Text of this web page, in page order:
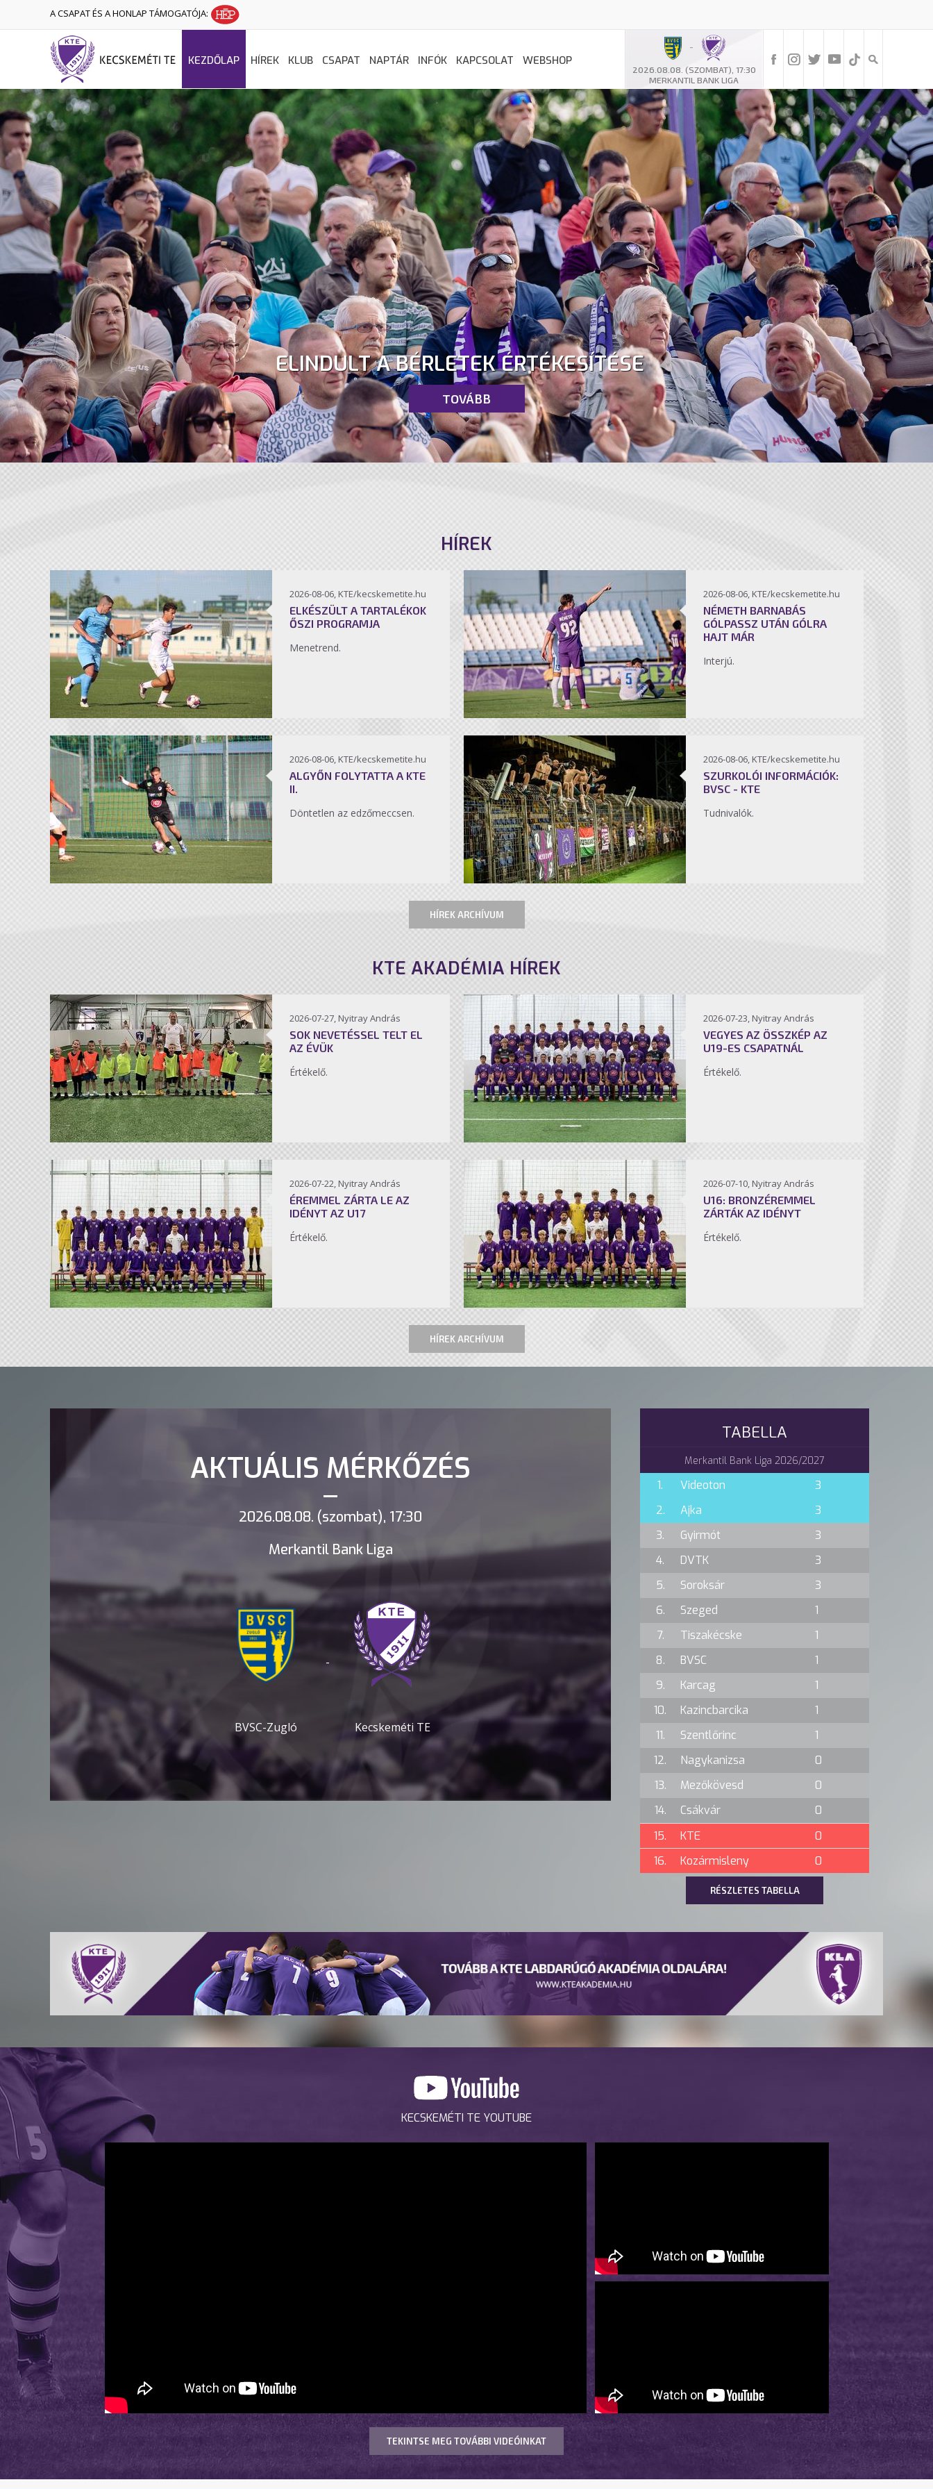
A CSAPAT ÉS A HONLAP TÁMOGATÓJA:
-
2026.08.08. (SZOMBAT), 17:30
MERKANTIL BANK LIGA
KEZDŐLAP HÍREK KLUB CSAPAT NAPTÁR INFÓK KAPCSOLAT WEBSHOP
ELINDULT A BÉRLETEK ÉRTÉKESÍTÉSE
TOVÁBB
HÍREK
2026-08-06, KTE/kecskemetite.hu
ELKÉSZÜLT A TARTALÉKOK
ŐSZI PROGRAMJA
Menetrend.
2026-08-06, KTE/kecskemetite.hu
NÉMETH BARNABÁS
GÓLPASSZ UTÁN GÓLRA
HAJT MÁR
Interjú.
2026-08-06, KTE/kecskemetite.hu
ALGYŐN FOLYTATTA A KTE
II.
Döntetlen az edzőmeccsen.
2026-08-06, KTE/kecskemetite.hu
SZURKOLÓI INFORMÁCIÓK:
BVSC - KTE
Tudnivalók.
HÍREK ARCHÍVUM
KTE AKADÉMIA HÍREK
2026-07-27, Nyitray András
SOK NEVETÉSSEL TELT EL
AZ ÉVÜK
Értékelő.
2026-07-23, Nyitray András
VEGYES AZ ÖSSZKÉP AZ
U19-ES CSAPATNÁL
Értékelő.
2026-07-22, Nyitray András
ÉREMMEL ZÁRTA LE AZ
IDÉNYT AZ U17
Értékelő.
2026-07-10, Nyitray András
U16: BRONZÉREMMEL
ZÁRTÁK AZ IDÉNYT
Értékelő.
HÍREK ARCHÍVUM
AKTUÁLIS MÉRKŐZÉS
2026.08.08. (szombat), 17:30
Merkantil Bank Liga
BVSC-Zugló
-
Kecskeméti TE
TABELLA
Merkantil Bank Liga 2026/2027
1. Videoton
3
2.
Ajka
3
3.
Gyirmót
3
4.
DVTK
3
5.
Soroksár
3
6.
Szeged
1
7.
Tiszakécske
1
8.
BVSC
1
9.
Karcag
1
10.
Kazincbarcika
1
11.
Szentlőrinc
1
12.
Nagykanizsa
0
13.
Mezőkövesd
0
14.
Csákvár
0
15.
KTE
0
16.
Kozármisleny 0
RÉSZLETES TABELLA
KECSKEMÉTI TE YOUTUBE
TEKINTSE MEG TOVÁBBI VIDEÓINKAT